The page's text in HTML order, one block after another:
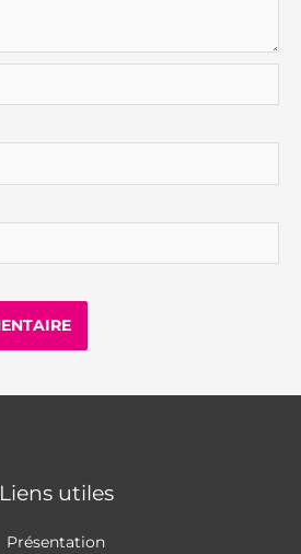
Liens utiles
Présentation